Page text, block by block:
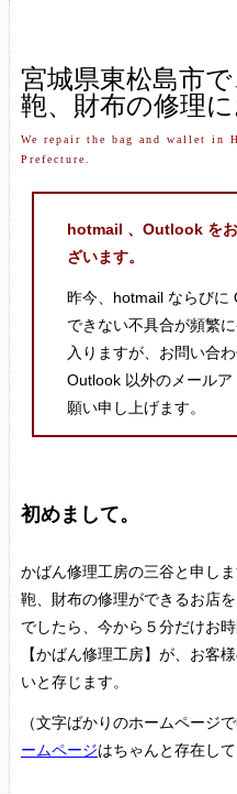
宮城県東松島市で
鞄、財布の修理
We repair the bag and wallet in
Prefecture.
hotmail 、Outlook を
ざいます。
昨今、hotmail ならびに
できない不具合が頻繁
入りますが、お問い合
Outlook 以外のメール
願い申し上げます。
初めまして。
かばん修理工房の三谷と申し
鞄、財布の修理ができるお店
でしたら、今から５分だけお
【かばん修理工房】が、お客
いと存じます。
（文字ばかりのホームページ
ームページはちゃんと存在し